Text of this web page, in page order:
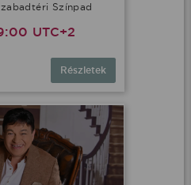
Színpad
UTC+2
Részletek